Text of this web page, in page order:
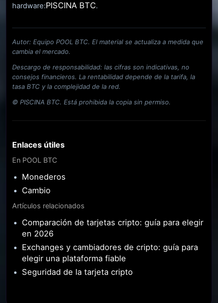
hardware:PISCINA BTC.
Autor: Equipo POOL BTC. El material se actualiza a medida que
cambia el mercado.
Descargo de responsabilidad: las cifras son indicativas, no
consejos financieros. La rentabilidad depende de la tarifa, la
tasa BTC y la complejidad de la red.
© PISCINA BTC. Está prohibida la copia sin permiso.
Enlaces útiles
En POOL BTC
Monederos
Cambio
Artículos relacionados
Comparación de tarjetas cripto: guía para elegir
en 2026
Exchanges y cambiadores de cripto: guía para
elegir una plataforma fiable
Seguridad de la tarjeta cripto